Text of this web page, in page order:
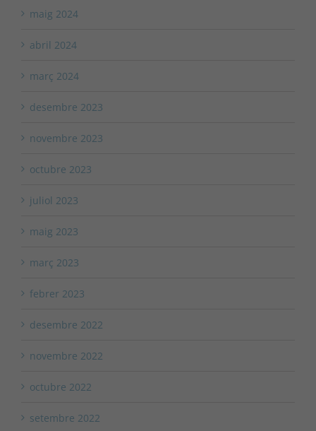
maig 2024
abril 2024
març 2024
desembre 2023
novembre 2023
octubre 2023
juliol 2023
maig 2023
març 2023
febrer 2023
desembre 2022
novembre 2022
octubre 2022
setembre 2022